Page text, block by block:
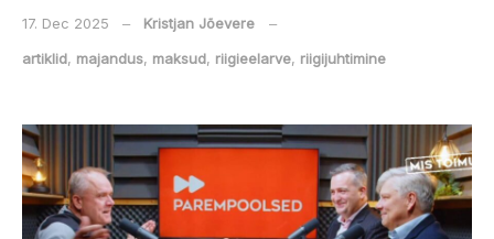
17. Dec 2025 ‒ Kristjan Jõevere
‒
artiklid, majandus, maksud, riigieelarve, riigijuhtimine